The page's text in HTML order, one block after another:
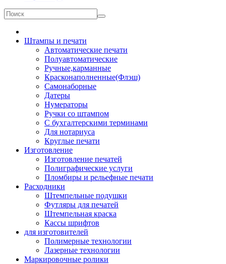
Штампы и печати
Автоматические печати
Полуавтоматические
Ручные,карманные
Красконаполненные(Флэш)
Самонаборные
Датеры
Нумераторы
Ручки со штампом
С бухгалтерскими терминами
Для нотариуса
Круглые печати
Изготовление
Изготовление печатей
Полиграфические услуги
Пломбиры и рельефные печати
Расходники
Штемпельные подушки
Футляры для печатей
Штемпельная краска
Кассы шрифтов
для изготовителей
Полимерные технологии
Лазерные технологии
Маркировочные ролики